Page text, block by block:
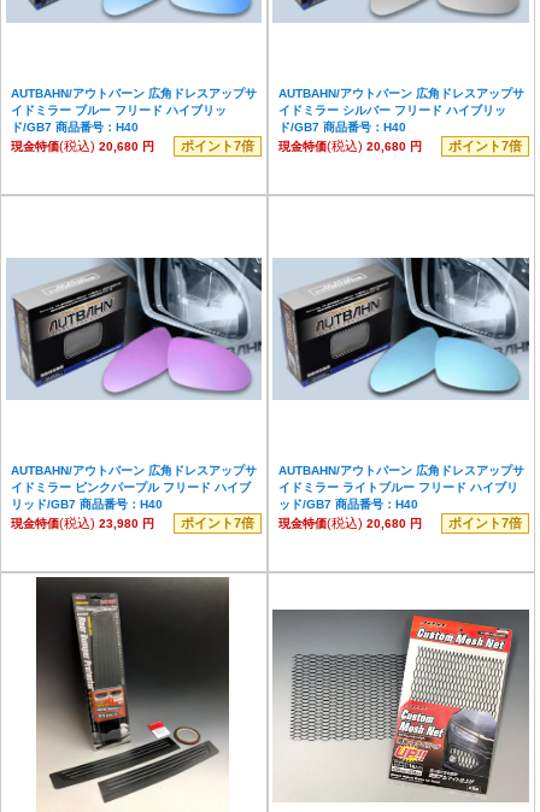
AUTBAHN/アウトバーン 広角ドレスアップサ
イドミラー ブルー フリード ハイブリッ
ド/GB7 商品番号：H40
現金特価(税込) 20,680 円 ポイント7倍
AUTBAHN/アウトバーン 広角ドレスアップサ
イドミラー シルバー フリード ハイブリッ
ド/GB7 商品番号：H40
現金特価(税込) 20,680 円 ポイント7倍
AUTBAHN/アウトバーン 広角ドレスアップサ
イドミラー ピンクパープル フリード ハイブ
リッド/GB7 商品番号：H40
現金特価(税込) 23,980 円 ポイント7倍
AUTBAHN/アウトバーン 広角ドレスアップサ
イドミラー ライトブルー フリード ハイブリ
ッド/GB7 商品番号：H40
現金特価(税込) 20,680 円 ポイント7倍